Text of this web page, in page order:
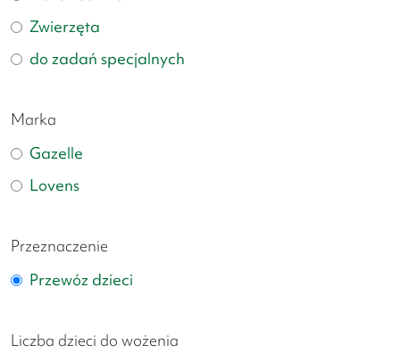
Zwierzęta
do zadań specjalnych
Marka
Gazelle
Lovens
Przeznaczenie
Przewóz dzieci
Liczba dzieci do wożenia